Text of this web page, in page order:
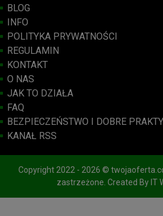
BLOG
INFO
POLITYKA PRYWATNOŚCI
REGULAMIN
KONTAKT
O NAS
JAK TO DZIAŁA
FAQ
BEZPIECZEŃSTWO I DOBRE
KANAŁ RSS
Copyright 2022 - 2026 ©
zastrzeżone. Created By IT